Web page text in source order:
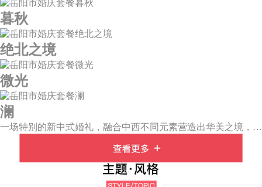
暮秋
绝北之境
微光
澜
一场特别的新中式婚礼，融合中西不同元素营造出华美之境，有庄严浪漫的西式证婚，也有含蓄深情的中式感恩，从古典到现代，从前世到今生，爱，隽永铭刻。